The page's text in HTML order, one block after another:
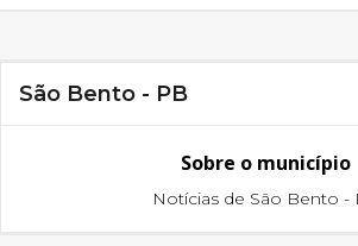
São Bento - PB
Sobre o município
Notícias de São Bento -